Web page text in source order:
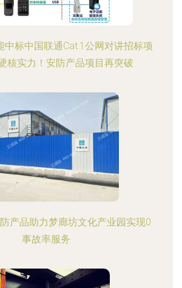
中标中国联通Cat.1公网对讲招标项
核实力！安防产品项目再突破
产品助力梦廊坊文化产业园实现0
事故率服务